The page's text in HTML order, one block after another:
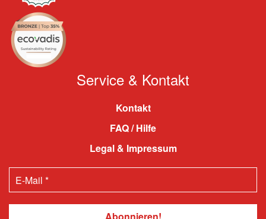
Service & Kontakt
Kontakt
FAQ / Hilfe
Legal & Impressum